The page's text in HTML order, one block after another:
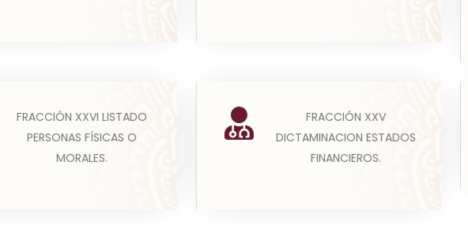
FRACCIÓN XXVI LISTADO
PERSONAS FÍSICAS O
MORALES.
y listado de
físicas o morales a
quiene...
FRACCIÓN XXV
DICTAMINACION ESTADOS
FINANCIEROS.
Todos los sujetos obligados
publicarán el informe de
resultados de los dictámenes
rea...